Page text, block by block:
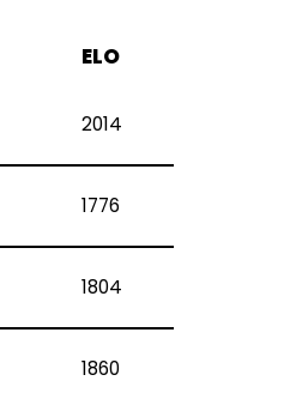
ELO
2014
1776
1804
1860